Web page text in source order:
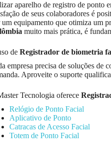
aparelho de registro de ponto
de seus colaboradores é
um equipamento que otimiza um
muito mais prática, é
de Registrador de biometria
empresa precisa de soluções de
Aproveite o suporte
Tecnologia oferece
Relógio de Ponto Facial
Aplicativo de Ponto
Catracas de Acesso Facial
Totem de Ponto Facial